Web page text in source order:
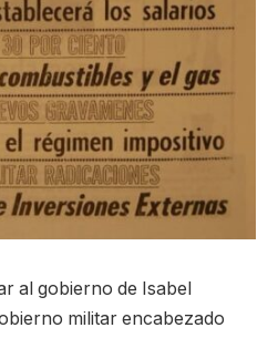
al gobierno de Isabel
militar encabezado